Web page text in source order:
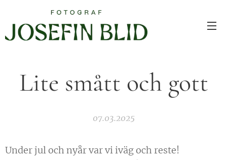
Lite smått och gott
07.03.2025
Under jul och nyår var vi iväg och reste!